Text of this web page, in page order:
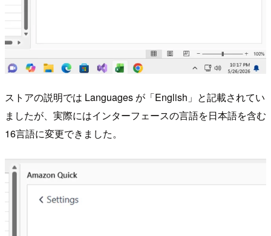
ストアの説明では Languages が「English」と記載されてい
ましたが、実際にはインターフェースの言語を日本語を含む
16言語に変更できました。